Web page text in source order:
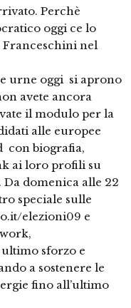
Perchè
oggi ce lo
Franceschini nel
urne oggi si aprono
avete ancora
il modulo per la
alle europee
con biografia,
ai loro profili su
Da domenica alle 22
speciale sulle
elezioni09 e
sforzo e
a sostenere le
fino all’ultimo